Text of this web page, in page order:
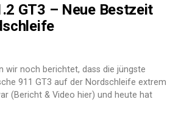
GT3 – Neue Bestzeit
wir noch berichtet, dass die jüngste
911 GT3 auf der Nordschleife extrem
(Bericht & Video hier) und heute hat